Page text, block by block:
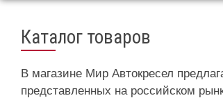
Каталог товаров
В магазине Мир Автокресел
представленных на российском